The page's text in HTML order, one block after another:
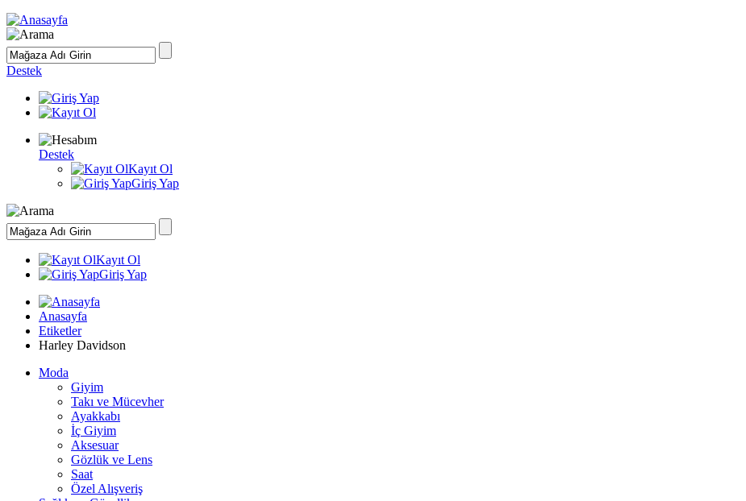
Destek
Destek
Kayıt Ol
Giriş Yap
Kayıt Ol
Giriş Yap
Anasayfa
Etiketler
Harley Davidson
Moda
Giyim
Takı ve Mücevher
Ayakkabı
İç Giyim
Aksesuar
Gözlük ve Lens
Saat
Özel Alışveriş